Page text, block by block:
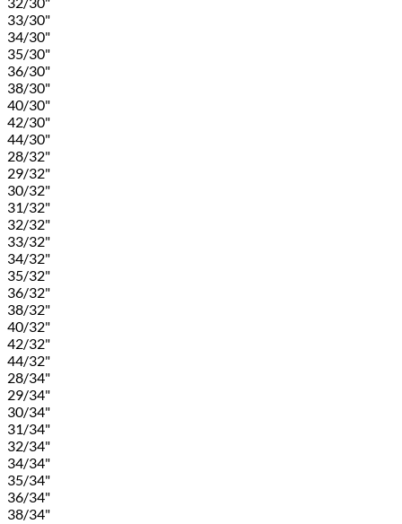
33/30"
34/30"
35/30"
36/30"
38/30"
40/30"
42/30"
44/30"
28/32"
29/32"
30/32"
31/32"
32/32"
33/32"
34/32"
35/32"
36/32"
38/32"
40/32"
42/32"
44/32"
28/34"
29/34"
30/34"
31/34"
32/34"
34/34"
35/34"
36/34"
38/34"